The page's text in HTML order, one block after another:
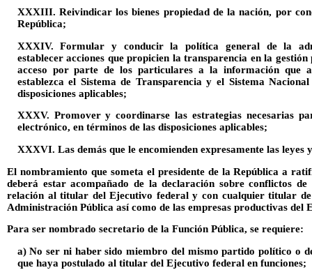
XXXIII. Reivindicar los bienes propiedad de la nación, por
República;
XXXIV. Formular y conducir la política general de la
establecer acciones que propicien la transparencia en la
acceso por parte de los particulares a la información que
establezca el Sistema de Transparencia y el Sistema
disposiciones aplicables;
XXXV. Promover y coordinarse las estrategias necesarias
electrónico, en términos de las disposiciones aplicables;
XXXVI. Las demás que le encomienden expresamente las leyes
El nombramiento que someta el presidente de la República a
deberá estar acompañado de la declaración sobre conflictos
relación al titular del Ejecutivo federal y con cualquier titular de
Administración Pública así como de las empresas productivas del
Para ser nombrado secretario de la Función Pública, se requiere:
a) No ser ni haber sido miembro del mismo partido político o
que haya postulado al titular del Ejecutivo federal en funciones;